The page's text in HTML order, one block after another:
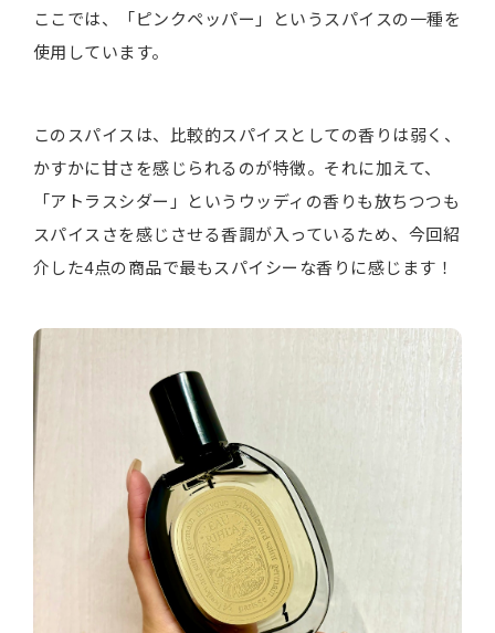
ここでは、「ピンクペッパー」というスパイスの一種を
使用しています。
このスパイスは、比較的スパイスとしての香りは弱く、
かすかに甘さを感じられるのが特徴。それに加えて、
「アトラスシダー」というウッディの香りも放ちつつも
スパイスさを感じさせる香調が入っているため、今回紹
介した4点の商品で最もスパイシーな香りに感じます！